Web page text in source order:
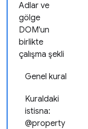
Adlar ve
gölge
DOM'un
birlikte
çalışma şekli
Genel kural
Kuraldaki
istisna:
@property